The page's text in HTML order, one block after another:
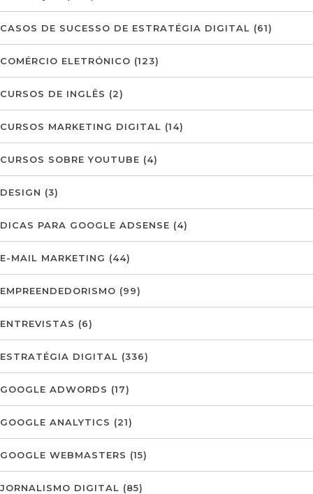
CASOS DE SUCESSO DE ESTRATÉGIA DIGITAL (61)
COMÉRCIO ELETRÓNICO (123)
CURSOS DE INGLÊS (2)
CURSOS MARKETING DIGITAL (14)
CURSOS SOBRE YOUTUBE (4)
DESIGN (3)
DICAS PARA GOOGLE ADSENSE (4)
E-MAIL MARKETING (44)
EMPREENDEDORISMO (99)
ENTREVISTAS (6)
ESTRATÉGIA DIGITAL (336)
GOOGLE ADWORDS (17)
GOOGLE ANALYTICS (21)
GOOGLE WEBMASTERS (15)
JORNALISMO DIGITAL (85)